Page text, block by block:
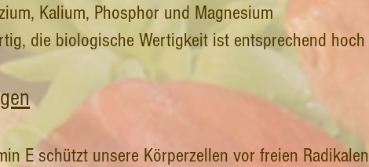
Kalium, Phosphor und Magnesium
die biologische Wertigkeit ist entsprechend hoch
E schützt unsere Körperzellen vor freien Radikalen